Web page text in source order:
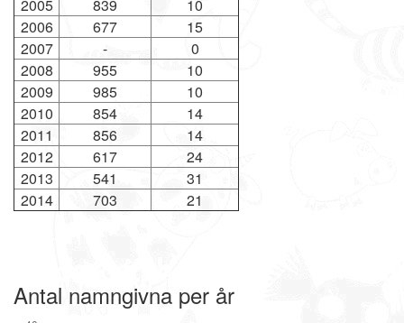
2005
839
10
2006
677
15
2007
-
0
2008
955
10
2009
985
10
2010
854
14
2011
856
14
2012
617
24
2013
541
31
2014
703 21
Antal namngivna per år